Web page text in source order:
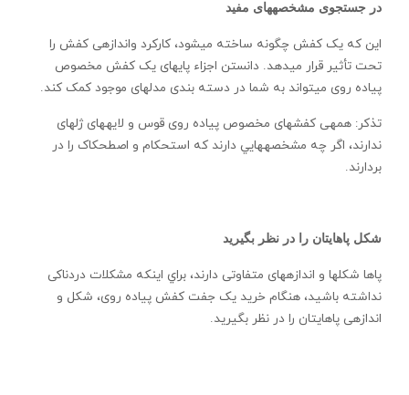
در جستجوی مشخصه­های مفيد
اين که يک کفش چگونه ساخته می­شود، کارکرد واندازه­ی کفش را
تحت تأثير قرار می­دهد. دانستن اجزاء پايه­ای يک کفش مخصوص
پياده روی می­تواند به شما در دسته بندی مدل­های موجود کمک کند.
تذکر: همه­ی کفش­های مخصوص پياده روی قوس و لايه­های ژله­ای
ندارند، اگر چه مشخصه­هايي دارند که استحکام و اصطحکاک را در
بردارند.
شکل پاهايتان را در نظر بگيريد
پاها شکل­ها و اندازه­های متفاوتی دارند، براي اينکه مشکلات دردناکی
نداشته باشيد، هنگام خريد يک جفت کفش پياده روی، شکل و
اندازه­ی پاهايتان را در نظر بگيريد.